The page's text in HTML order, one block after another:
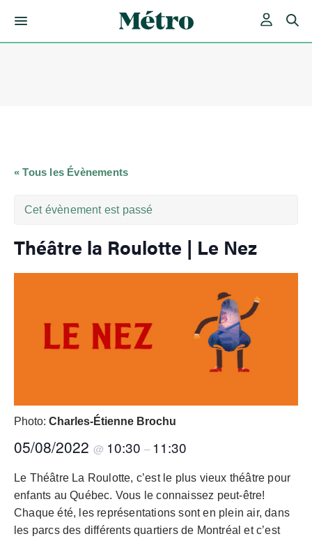
« Tous les Évènements
Cet évènement est passé
Théâtre la Roulotte | Le Nez
Photo: Charles-Étienne Brochu
05/08/2022 @ 10:30 – 11:30
Le Théâtre La Roulotte, c’est le plus vieux théâtre pour
enfants au Québec. Vous le connaissez peut-être!
Chaque été, les représentations sont en plein air, dans
les parcs des différents quartiers de Montréal et c’est